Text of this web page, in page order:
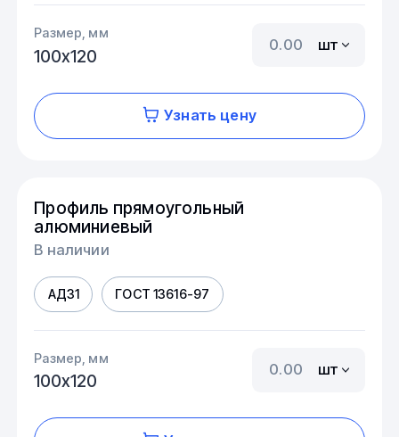
Размер, мм
100х120
шт
Узнать цену
Профиль прямоугольный
алюминиевый
В наличии
АД31 ГОСТ 13616-97
Размер, мм
100х120
шт